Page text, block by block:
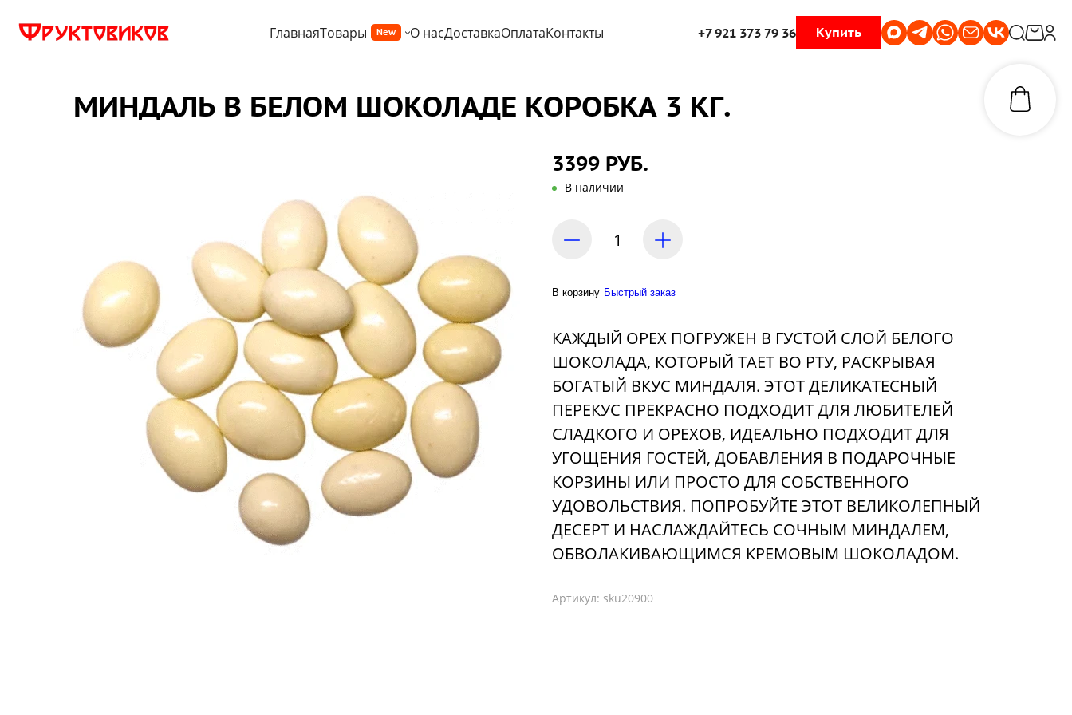
ГлавнаяТовары New О насДоставкаОплатаКонтакты +7 921 373 79 36 Купить
МИНДАЛЬ В БЕЛОМ ШОКОЛАДЕ КОРОБКА 3 КГ.
3399 РУБ.
В наличии
В корзину Быстрый заказ
КАЖДЫЙ ОРЕХ ПОГРУЖЕН В ГУСТОЙ СЛОЙ БЕЛОГО
ШОКОЛАДА, КОТОРЫЙ ТАЕТ ВО РТУ, РАСКРЫВАЯ
БОГАТЫЙ ВКУС МИНДАЛЯ. ЭТОТ ДЕЛИКАТЕСНЫЙ
ПЕРЕКУС ПРЕКРАСНО ПОДХОДИТ ДЛЯ ЛЮБИТЕЛЕЙ
СЛАДКОГО И ОРЕХОВ, ИДЕАЛЬНО ПОДХОДИТ ДЛЯ
УГОЩЕНИЯ ГОСТЕЙ, ДОБАВЛЕНИЯ В ПОДАРОЧНЫЕ
КОРЗИНЫ ИЛИ ПРОСТО ДЛЯ СОБСТВЕННОГО
УДОВОЛЬСТВИЯ. ПОПРОБУЙТЕ ЭТОТ ВЕЛИКОЛЕПНЫЙ
ДЕСЕРТ И НАСЛАЖДАЙТЕСЬ СОЧНЫМ МИНДАЛЕМ,
ОБВОЛАКИВАЮЩИМСЯ КРЕМОВЫМ ШОКОЛАДОМ.
Артикул: sku20900